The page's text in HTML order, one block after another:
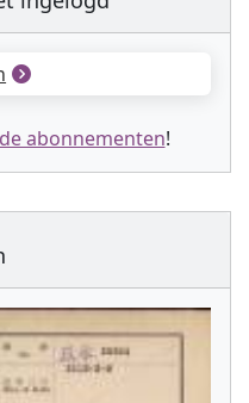
abonnementen!